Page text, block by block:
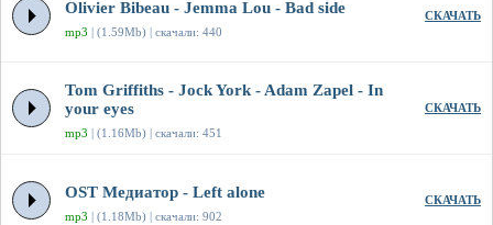
Olivier Bibeau - Jemma Lou - Bad side
mp3 | (1.59Mb) | скачали: 440
СКАЧАТЬ
Tom Griffiths - Jock York - Adam Zapel - In
your eyes
mp3 | (1.16Mb) | скачали: 451
СКАЧАТЬ
OST Медиатор - Left alone
mp3 | (1.18Mb) | скачали: 902
СКАЧАТЬ